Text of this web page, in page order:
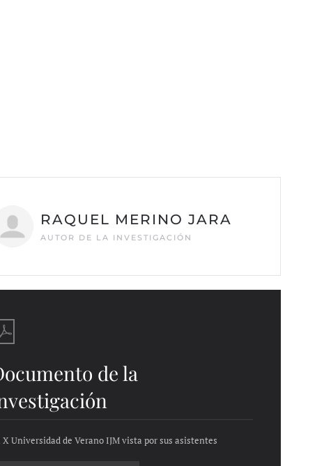
RAQUEL MERINO JARA
AUTOR DE LA INVESTIGACIÓN
de la
X Universidad de Verano IJM vista por sus asistentes